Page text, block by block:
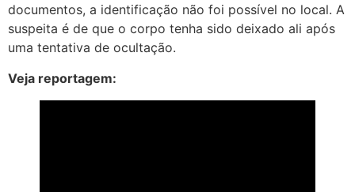
documentos, a identificação não foi possível no local. A
suspeita é de que o corpo tenha sido deixado ali após
uma tentativa de ocultação.
Veja reportagem: